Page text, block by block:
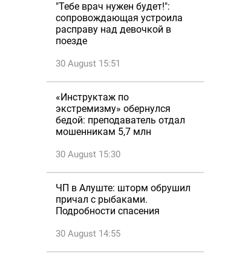
"Тебе врач нужен будет!":
сопровождающая устроила
расправу над девочкой в
поезде
30 August 15:51
«Инструктаж по
экстремизму» обернулся
бедой: преподаватель отдал
мошенникам 5,7 млн
30 August 15:30
ЧП в Алуште: шторм обрушил
причал с рыбаками.
Подробности спасения
30 August 14:55